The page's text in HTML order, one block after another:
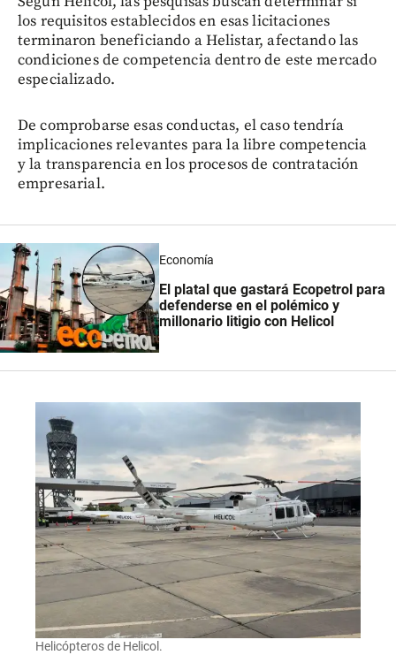
los requisitos establecidos en esas licitaciones
terminaron beneficiando a Helistar, afectando las
condiciones de competencia dentro de este mercado
especializado.
De comprobarse esas conductas, el caso tendría
implicaciones relevantes para la libre competencia
y la transparencia en los procesos de contratación
empresarial.
Economía
El platal que gastará Ecopetrol para
defenderse en el polémico y
millonario litigio con Helicol
Helicópteros de Helicol.